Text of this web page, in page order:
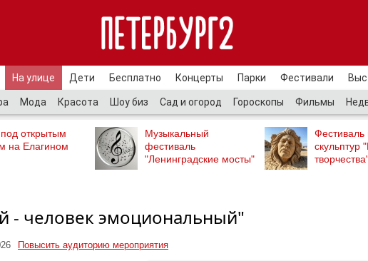
На улице Дети Бесплатно Концерты Парки Фестивали
Мода Красота Шоу биз Сад и огород Гороскопы Фильмы
открытым
на Елагином
Музыкальный
фестиваль
"Ленинградские мосты"
Фестиваль
скульптур
- человек эмоциональный"
Повысить аудиторию мероприятия